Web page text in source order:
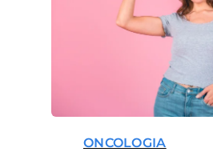
ONCOLOGIA